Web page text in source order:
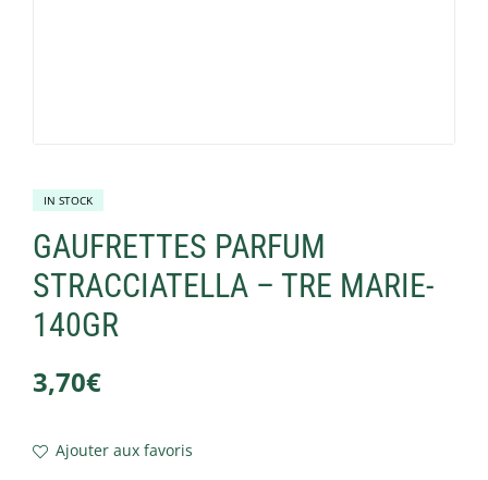
IN STOCK
GAUFRETTES PARFUM
STRACCIATELLA – TRE MARIE-
140GR
3,70€
Ajouter aux favoris